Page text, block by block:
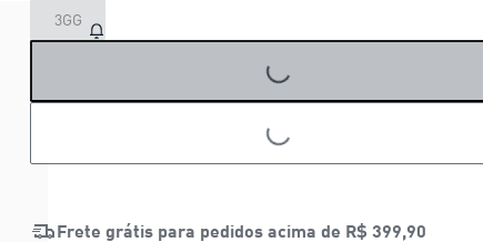
3GG
LOADING...
LOADING...
Frete grátis para pedidos acima de R$ 399,90